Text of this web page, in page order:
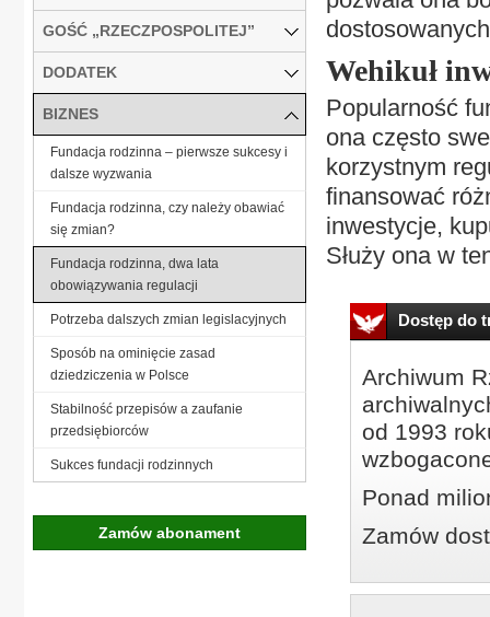
Wehikuł
Popularność
ona często
korzystnym
finansować
inwestycje,
Służy ona w
Dostęp do
Archiwum
od 1993
Ponad
Zamów
GOŚĆ „RZECZPOSPOLITEJ”
DODATEK
BIZNES
Fundacja rodzinna – pierwsze sukcesy i
dalsze wyzwania
Fundacja rodzinna, czy należy obawiać
się zmian?
Fundacja rodzinna, dwa lata
obowiązywania regulacji
Potrzeba dalszych zmian legislacyjnych
Sposób na ominięcie zasad
dziedziczenia w Polsce
Stabilność przepisów a zaufanie
przedsiębiorców
Sukces fundacji rodzinnych
Zamów abonament